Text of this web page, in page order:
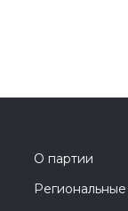
О партии